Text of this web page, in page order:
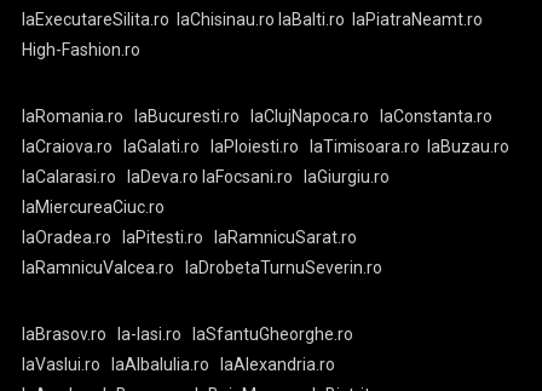
laExecutareSilita.ro
laChisinau.ro laBalti.ro
laPiatraNeamt.ro
High-Fashion.ro
laRomania.ro laBucuresti.ro laClujNapoca.ro
laConstanta.ro
laCraiova.ro
laGalati.ro laPloiesti.ro laTimisoara.ro
laBuzau.ro
laCalarasi.ro
laDeva.ro laFocsani.ro
laGiurgiu.ro
laMiercureaCiuc.ro
laOradea.ro
laPitesti.ro
laRamnicuSarat.ro
laRamnicuValcea.ro
laDrobetaTurnuSeverin.ro
laBrasov.ro la-Iasi.ro
laSfantuGheorghe.ro
laVaslui.ro
laAlbaIulia.ro
laAlexandria.ro